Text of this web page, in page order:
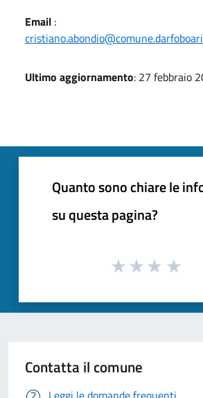
Email :
Ultimo aggiornamento: 27 febbraio
Quanto sono chiare le
su questa pagina?
Contatta il comune